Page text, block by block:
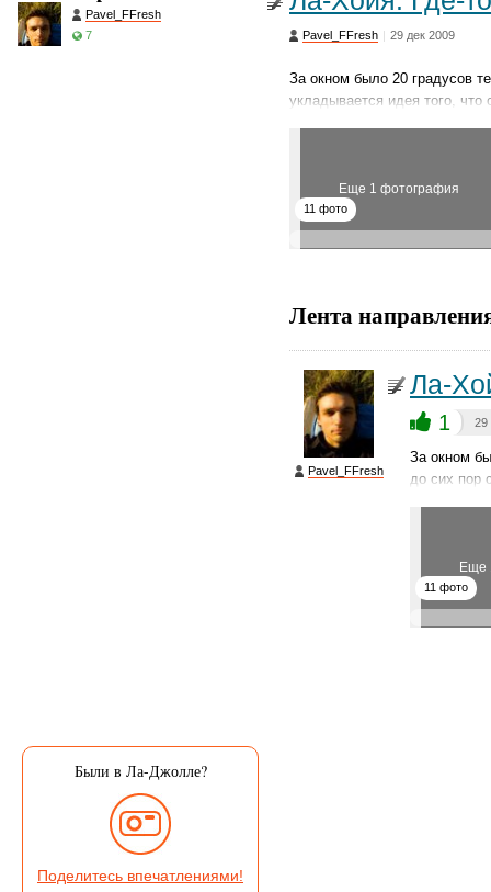
Pavel_FFresh
7
Были в Ла-Джолле?
Поделитесь впечатлениями!
Pavel_FFresh | 29 дек 2009
За окном было 20 градусов
укладывается идея того,
Еще 1 фотография
11 фото
Лента
Pavel_FFresh
Ла-
1 29
За окном
до сих пор
Еще
11 фото